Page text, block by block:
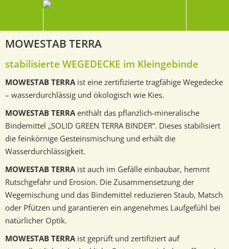
MOWESTAB TERRA
stabilisierte WEGEDECKE im Kleingebinde
MOWESTAB TERRAist eine zertifizierte tragfähige Wegedecke
– wasserdurchlässig und ökologisch wie Kies.
MOWESTAB TERRAenthält das pflanzlich-mineralische
Bindemittel „SOLID GREEN TERRA BINDER“. Dieses stabilisiert
die feinkörnige Gesteinsmischung und erhält die
Wasserdurchlässigkeit.
MOWESTAB TERRAist auch im Gefälle einbaubar, hemmt
Rutschgefahr und Erosion. Die Zusammensetzung der
Wegemischung und das Bindemittel reduzieren Staub, Matsch
oder Pfützen und garantieren ein angenehmes Laufgefühl bei
natürlicher Optik.
MOWESTAB TERRAist geprüft und zertifiziert auf